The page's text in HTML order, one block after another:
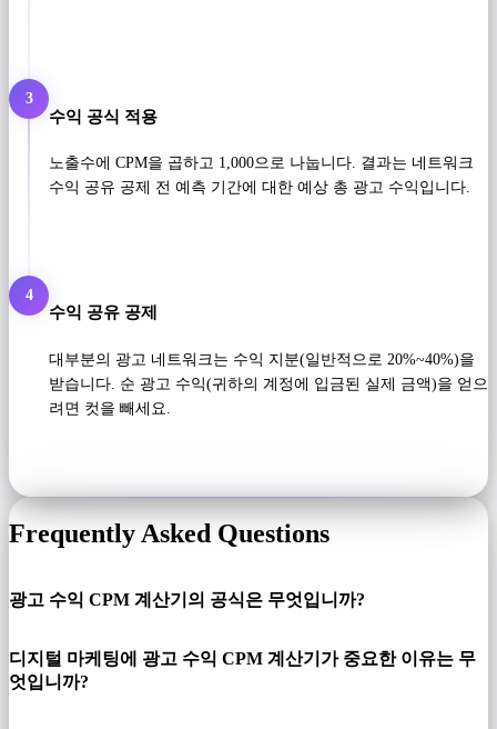
3
수익 공식 적용
노출수에 CPM을 곱하고 1,000으로 나눕니다. 결과는 네트워크
수익 공유 공제 전 예측 기간에 대한 예상 총 광고 수익입니다.
4
수익 공유 공제
대부분의 광고 네트워크는 수익 지분(일반적으로 20%~40%)을
받습니다. 순 광고 수익(귀하의 계정에 입금된 실제 금액)을 얻으
려면 컷을 빼세요.
Frequently Asked Questions
광고 수익 CPM 계산기의 공식은 무엇입니까?
디지털 마케팅에 광고 수익 CPM 계산기가 중요한 이유는 무
엇입니까?